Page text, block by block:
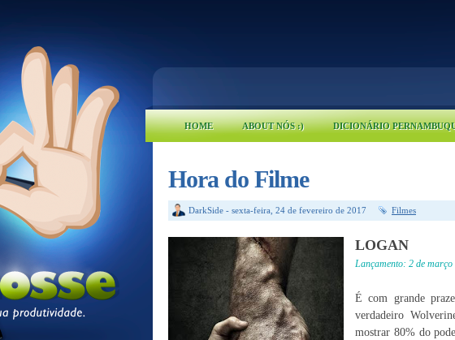
HOME ABOUT NÓS :) DICIONÁRIO
Hora do Filme
DarkSide - sexta-feira, 24 de fevereiro de 2017 Filmes
LOGAN
Lançamento: 2 de
É com grande
verdadeiro
mostrar 80% do